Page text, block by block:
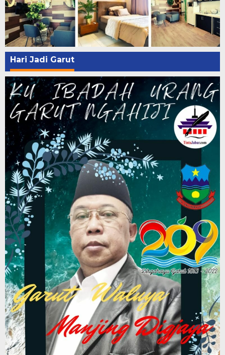
Hari Jadi Garut